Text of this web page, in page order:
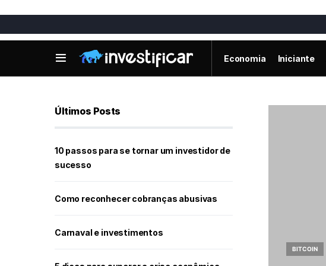
Economia Iniciante
BITCOIN
Últimos Posts
10 passos para se tornar um investidor de
sucesso
Como reconhecer cobranças abusivas
Carnaval e investimentos